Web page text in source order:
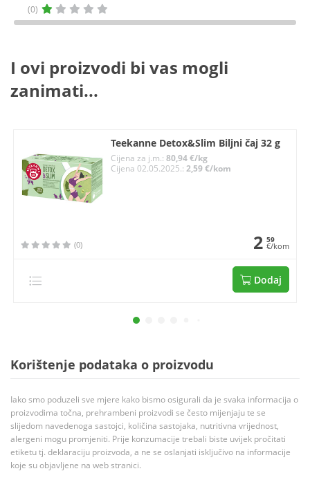
(0)
I ovi proizvodi bi vas mogli
zanimati...
Teekanne Detox&Slim Biljni čaj 32 g
Cijena za j.m.:80,94 €/kg
Cijena 02.05.2025.:2,59 €/kom
(0) 2 59
€/kom
Dodaj
Korištenje podataka o proizvodu
Iako smo poduzeli sve mjere kako bismo osigurali da je svaka informacija o
proizvodima točna, prehrambeni proizvodi se često mijenjaju te se
slijedom navedenoga sastojci, količina sastojaka, nutritivna vrijednost,
alergeni mogu promjeniti. Prije konzumacije trebali biste uvijek pročitati
etiketu tj. deklaraciju proizvoda, a ne se oslanjati isključivo na informacije
koje su objavljene na web stranici.